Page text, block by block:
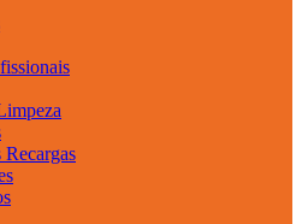
Recargas